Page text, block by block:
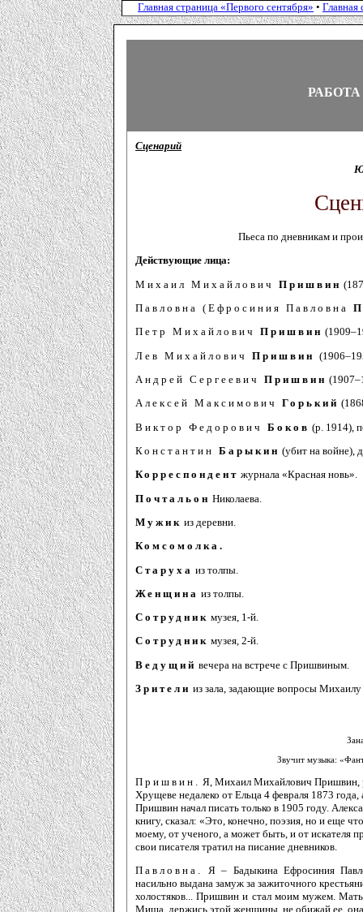
Главная страница «Первого сентября» • Главная
Сценарий
Пьеса по дневникам и
Действующие лица:
Михаил Михайлович Пришвин
Павловна (Ефросиния Павловна
Петр Михайлович Пришвин
Лев Михайлович Пришвин
Андрей Сергеевич Пришвин
Алексей Максимович Горький
Виктор Федорович Боков (р. 1914),
Константин Барыкин (убит на войне),
Корреспондент журнала «Красная новь».
Почтальон Николаева.
Мужик из деревни.
Комсомолка.
Старуха из толпы.
Женщина из толпы.
Сотрудник музея, 1-й.
Сотрудник музея, 2-й.
Ведущий вечера на встрече с Пришвиным.
Зрители из зала, задающие вопросы
Звучит музыка:
Пришвин.
Я, Михаил Михайлович Пришвин,
Хрущеве недалеко от Ельца 4 февраля 1873
Пришвин начал писать только в 1905 году.
книгу, сказал: «Это, конечно, поэзия, но и еще
моему, от ученого, а может быть, и от искателя
свои писателя тратил на писание дневников.
Павловна.
Я – Бадыкина Ефросиния
насильно выдана замуж за зажиточного
холостяков... Пришвин и стал моим мужем.
Миша, держись этой женщины, не обижай ее, она